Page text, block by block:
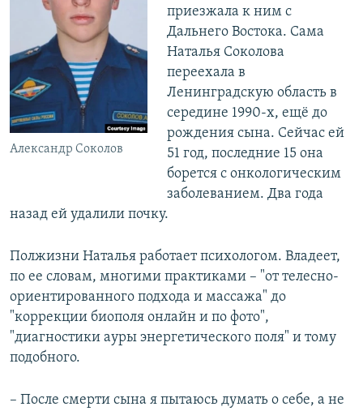
Александр Соколов
приезжала к ним с
Дальнего Востока. Сама
Наталья Соколова
переехала в
Ленинградскую область в
середине 1990-х, ещё до
рождения сына. Сейчас ей
51 год, последние 15 она
борется с онкологическим
заболеванием. Два года
назад ей удалили почку.
Полжизни Наталья работает психологом. Владеет,
по ее словам, многими практиками – "от телесно-
ориентированного подхода и массажа" до
"коррекции биополя онлайн и по фото",
"диагностики ауры энергетического поля" и тому
подобного.
– После смерти сына я пытаюсь думать о себе, а не